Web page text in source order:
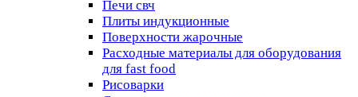
Печи свч
Плиты индукционные
Поверхности жарочные
Расходные материалы для оборудования
для fast food
Рисоварки